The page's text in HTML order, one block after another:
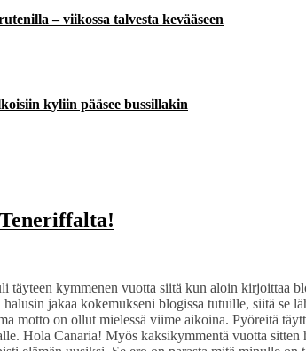
– viikossa talvesta kevääseen
kyliin pääsee bussillakin
täyteen kymmenen vuotta siitä kun aloin kirjoittaa
halusin jakaa kokemukseni blogissa tutuille, siitä se
motto on ollut mielessä viime aikoina. Pyöreitä
Hola Canaria! Myös kaksikymmentä vuotta sitten